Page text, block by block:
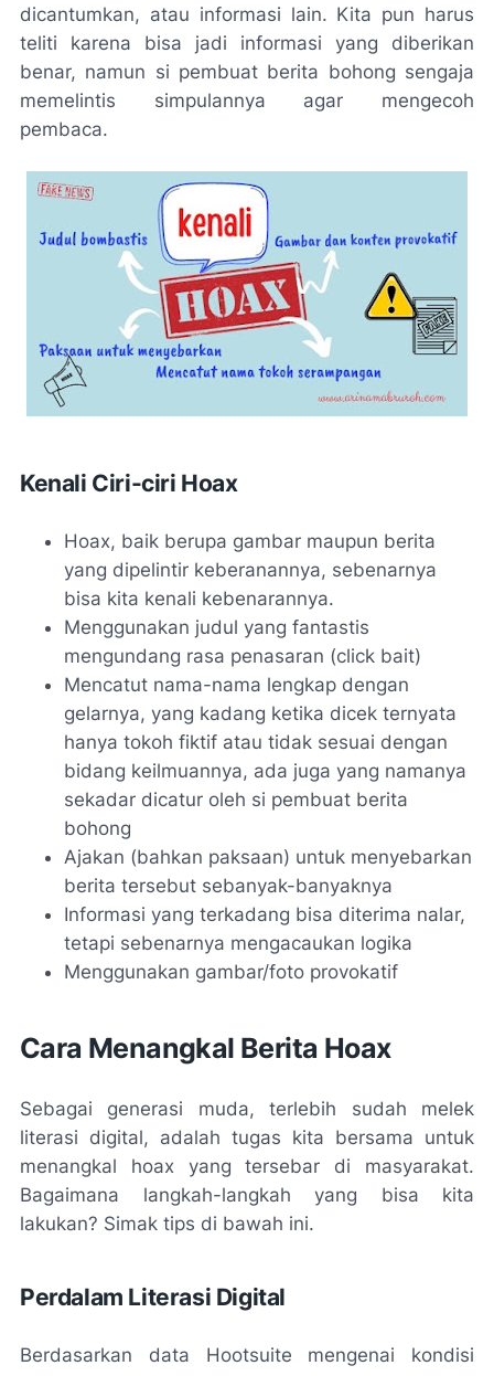
dicantumkan, atau informasi lain. Kita pun harus
teliti karena bisa jadi informasi yang diberikan
benar, namun si pembuat berita bohong sengaja
memelintis simpulannya agar mengecoh
pembaca.
Kenali Ciri-ciri Hoax
Hoax, baik berupa gambar maupun berita
yang dipelintir keberanannya, sebenarnya
bisa kita kenali kebenarannya.
Menggunakan judul yang fantastis
mengundang rasa penasaran (click bait)
Mencatut nama-nama lengkap dengan
gelarnya, yang kadang ketika dicek ternyata
hanya tokoh fiktif atau tidak sesuai dengan
bidang keilmuannya, ada juga yang namanya
sekadar dicatur oleh si pembuat berita
bohong
Ajakan (bahkan paksaan) untuk menyebarkan
berita tersebut sebanyak-banyaknya
Informasi yang terkadang bisa diterima nalar,
tetapi sebenarnya mengacaukan logika
Menggunakan gambar/foto provokatif
Cara Menangkal Berita Hoax
Sebagai generasi muda, terlebih sudah melek
literasi digital, adalah tugas kita bersama untuk
menangkal hoax yang tersebar di masyarakat.
Bagaimana langkah-langkah yang bisa kita
lakukan? Simak tips di bawah ini.
Perdalam Literasi Digital
Berdasarkan data Hootsuite mengenai kondisi